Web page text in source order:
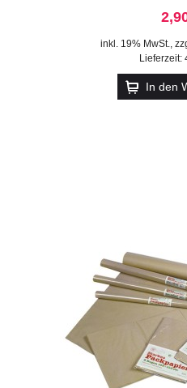
inkl. 19% MwSt.,
Lieferzeit:
In den